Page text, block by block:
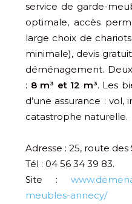
service de garde-
optimale, accès
large choix de
minimale), devis
déménagement.
: 8 m³ et 12 m³. Les
d’une assurance :
catastrophe naturelle.
Adresse : 25, route des
Tél : 04 56 34 39 83.
Site :
meubles-annecy/